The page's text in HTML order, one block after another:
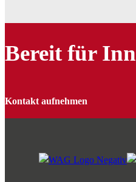
Bereit für
Kontakt aufnehmen